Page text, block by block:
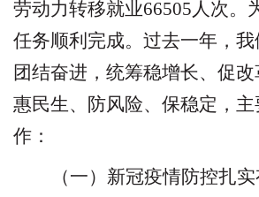
劳动力转移就业66505人次。
任务顺利完成。过去一年，我
团结奋进，统筹稳增长、促改
惠民生、防风险、保稳定，
作：
（一）新冠疫情防控扎